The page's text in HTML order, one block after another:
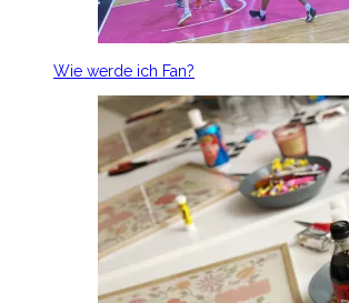
Wie werde ich Fan?